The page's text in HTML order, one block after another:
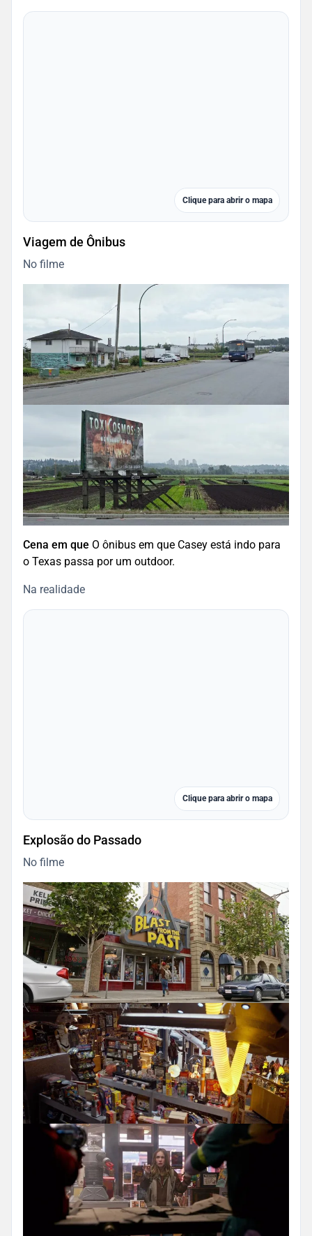
Clique para abrir o mapa
Viagem de Ônibus
No filme
Cena em que O ônibus em que Casey está indo para
o Texas passa por um outdoor.
Na realidade
Clique para abrir o mapa
Explosão do Passado
No filme